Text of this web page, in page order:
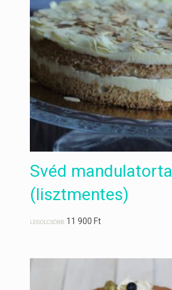
Svéd mandulatorta
(lisztmentes)
LEGOLCSÓBB: 11 900Ft